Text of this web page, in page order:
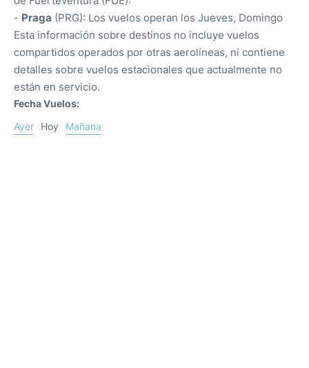
- Praga (PRG): Los vuelos operan los Jueves, Domingo
Esta información sobre destinos no incluye vuelos
compartidos operados por otras aerolíneas, ni contiene
detalles sobre vuelos estacionales que actualmente no
están en servicio.
Fecha Vuelos:
Ayer
Hoy Mañana